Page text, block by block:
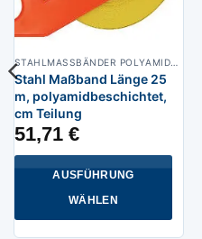
Stahl Maßband Länge 25
m, polyamidbeschichtet,
cm Teilung
51,71 €
AUSFÜHRUNG
WÄHLEN